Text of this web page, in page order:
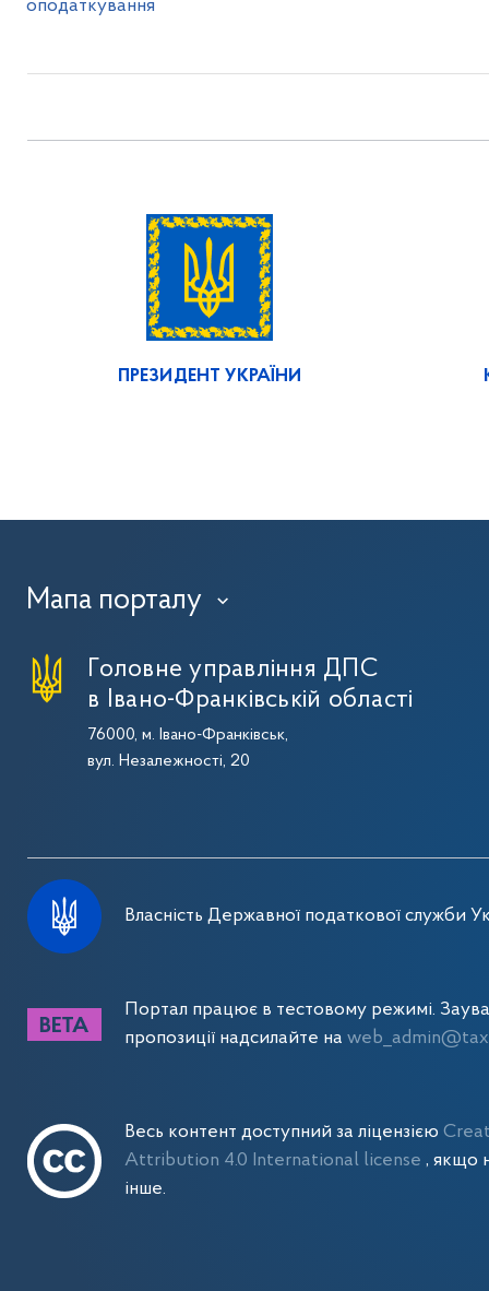
оподаткування
ПРЕЗИДЕНТ УКРАЇНИ
Мапа порталу ›
Головне управління ДПС
в Івано-Франківській області
76000, м. Івано-Франківськ,
вул. Незалежності, 20
Власність Державної податкової служби
Портал працює в тестовому режимі.
пропозиції надсилайте на
Весь контент доступний за ліцензією
Attribution 4.0 International license, якщо
інше.